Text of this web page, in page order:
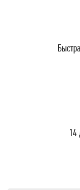
14